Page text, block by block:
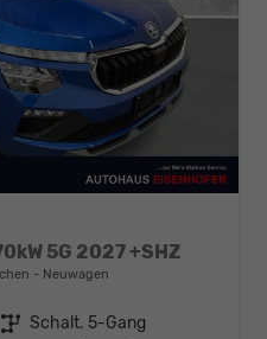
5G 2027 +SHZ
Neuwagen
Getriebe Schalt. 5-Gang